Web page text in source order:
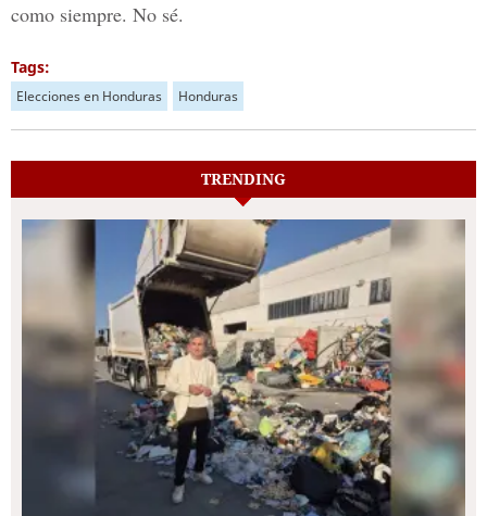
como siempre. No sé.
Tags:
Elecciones en Honduras Honduras
TRENDING